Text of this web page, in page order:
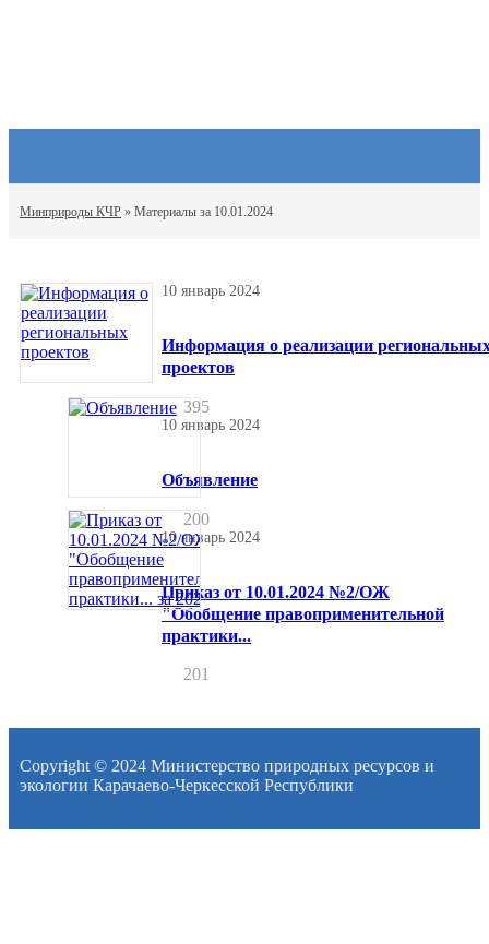
Минприроды КЧР » Материалы за 10.01.2024
10 январь 2024
Информация о реализации
проектов
395
10 январь 2024
Объявление
200
10 январь 2024
Приказ от 10.01.2024 №2/ОЖ
"Обобщение правоприменительной
практики...
201
Copyright © 2024 Министерство природных ресурсов и
экологии Карачаево-Черкесской Республики